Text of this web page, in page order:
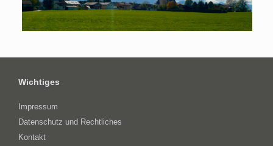
Wichtiges
Impressum
Datenschutz und Rechtliches
Kontakt